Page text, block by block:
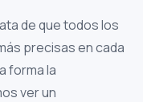
de que todos los
precisas en cada
forma la
ver un